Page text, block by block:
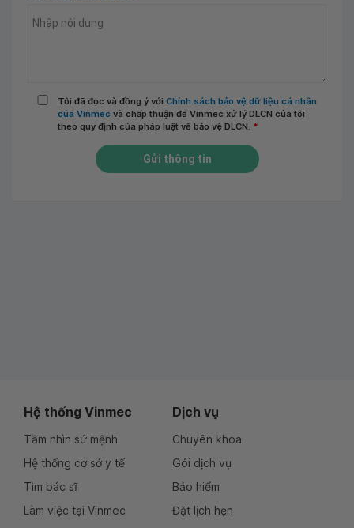
Tôi đã đọc và đồng ý với Chính sách bảo vệ dữ liệu cá nhân
của Vinmec và chấp thuận để Vinmec xử lý DLCN của tôi
theo quy định của pháp luật về bảo vệ DLCN. *
Gửi thông tin
Hệ thống Vinmec
Tầm nhìn sứ mệnh
Hệ thống cơ sở y tế
Tìm bác sĩ
Làm việc tại Vinmec
Dịch vụ
Chuyên khoa
Gói dịch vụ
Bảo hiểm
Đặt lịch hẹn